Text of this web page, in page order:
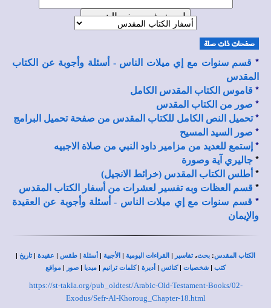
* قسم سنوات مع إي ميلات الناس - أسئلة وأجوبة عن الكتاب
المقدس
* قاموس الكتاب المقدس الكامل
* صور من الكتاب المقدس
*تحميل النص الكامل للكتاب المقدس من صفحة تحميل البرامج
* صور السيد المسيح
* إستمع للعديد من مزامير داود النبي من صلاة الاجبيه
* جاليري آية وصورة
* أطلس الكتاب المقدس (خرائط الانجيل)
* قسم العظات وبه تفسير لعشرات من أسفار الكتاب المقدس
*قسم سنوات مع إي ميلات الناس - أسئلة وأجوبة عن العقيدة
والإيمان
الكتاب المقدس: بحث،تفاسير | القراءات اليومية | الأجبية | أسئلة | طقس | عقيدة |تاريخ |
كتب | شخصيات |كنائس | أديرة |كلمات ترانيم | ميديا | صور | مواقع
https://st-takla.org/pub_oldtest/Arabic-Old-Testament-Books/02-
Exodus/Sefr-Al-Khoroug_Chapter-18.html